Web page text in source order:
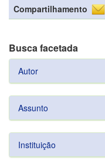
Compartilhamento
Busca facetada
Autor
Assunto
Instituição